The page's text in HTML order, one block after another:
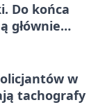
Do końca
głównie
w
tachografy